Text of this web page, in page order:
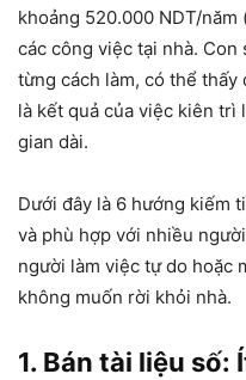
khoảng 520.000 NDT/năm
các công việc tại nhà.
từng cách làm, có thể thấy
là kết quả của việc kiên
gian dài.
Dưới đây là 6 hướng kiếm
và phù hợp với nhiều
người làm việc tự do hoặc
không muốn rời khỏi nhà.
1. Bán tài liệu số: